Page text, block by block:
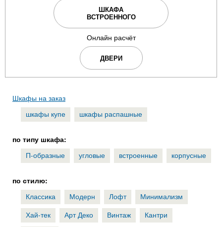
ШКАФА
ВСТРОЕННОГО
Онлайн расчёт
ДВЕРИ
Шкафы на заказ
шкафы купе
шкафы распашные
по типу шкафа:
П-образные
угловые встроенные корпусные
по стилю:
Классика
Модерн Лофт
Минимализм
Хай-тек
Арт Деко Винтаж
Кантри